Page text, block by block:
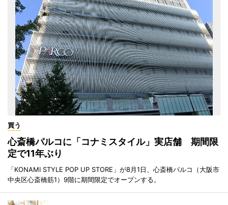
買う
心斎橋パルコに「コナミスタイル」実店舗 期間限
定で11年ぶり
「KONAMI STYLE POP UP STORE」が8月1日、心斎橋パルコ（大阪市
中央区心斎橋筋1）9階に期間限定でオープンする。